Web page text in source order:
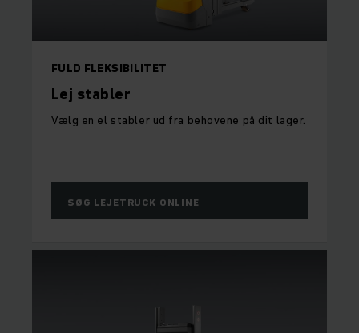
FULD FLEKSIBILITET
Lej stabler
Vælg en el stabler ud fra behovene på dit lager.
SØG LEJETRUCK ONLINE